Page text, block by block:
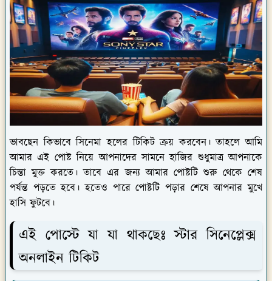
ভাবছেন কিভাবে সিনেমা হলের টিকিট ক্রয় করবেন। তাহলে আমি
আমার এই পোষ্ট নিয়ে আপনাদের সামনে হাজির শুধুমাত্র আপনাকে
চিন্তা মুক্ত করতে। তাবে এর জন্য আমার পোষ্টটি শুরু থেকে শেষ
পর্যন্ত পড়তে হবে। হতেও পারে পোষ্টটি পড়ার শেষে আপনার মুখে
হাসি ফুটবে।
এই পোস্টে যা যা থাকছেঃ স্টার সিনেপ্লেক্স
অনলাইন টিকিট